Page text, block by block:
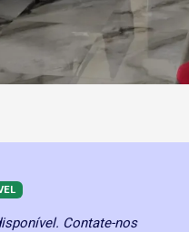
Contate-nos